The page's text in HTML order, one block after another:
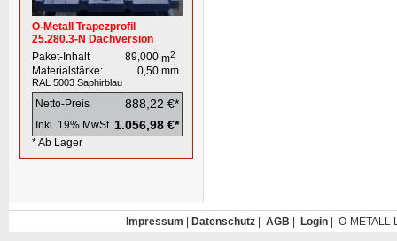
O-Metall Trapezprofil
25.280.3-N Dachversion
Paket-Inhalt
89,000 m2
Materialstärke: 0,50 mm
RAL 5003 Saphirblau
Netto-Preis 888,22 €*
Inkl. 19% MwSt. 1.056,98 €*
* Ab Lager
Impressum Datenschutz| AGB Login| O-METALL